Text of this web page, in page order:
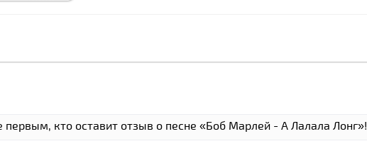
первым, кто оставит отзыв о песне «Боб Марлей - А Лалала Лонг»!